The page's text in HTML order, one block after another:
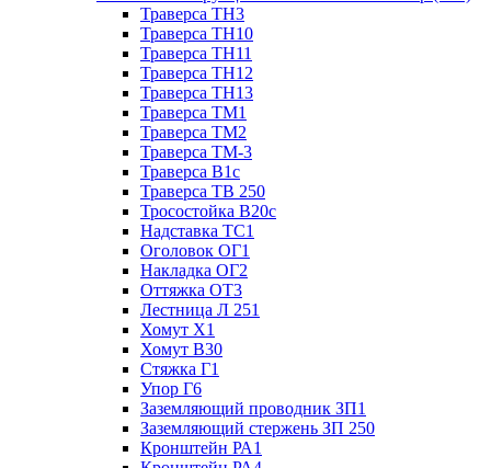
Траверса ТН3
Траверса ТН10
Траверса ТН11
Траверса ТН12
Траверса ТН13
Траверса ТМ1
Траверса ТМ2
Траверса ТМ-3
Траверса В1с
Траверса ТВ 250
Тросостойка В20с
Надставка ТС1
Оголовок ОГ1
Накладка ОГ2
Оттяжка ОТ3
Лестница Л 251
Хомут Х1
Хомут В30
Стяжка Г1
Упор Г6
Заземляющий проводник ЗП1
Заземляющий стержень ЗП 250
Кронштейн РА1